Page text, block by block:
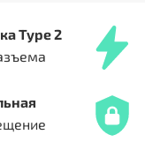
Type 2